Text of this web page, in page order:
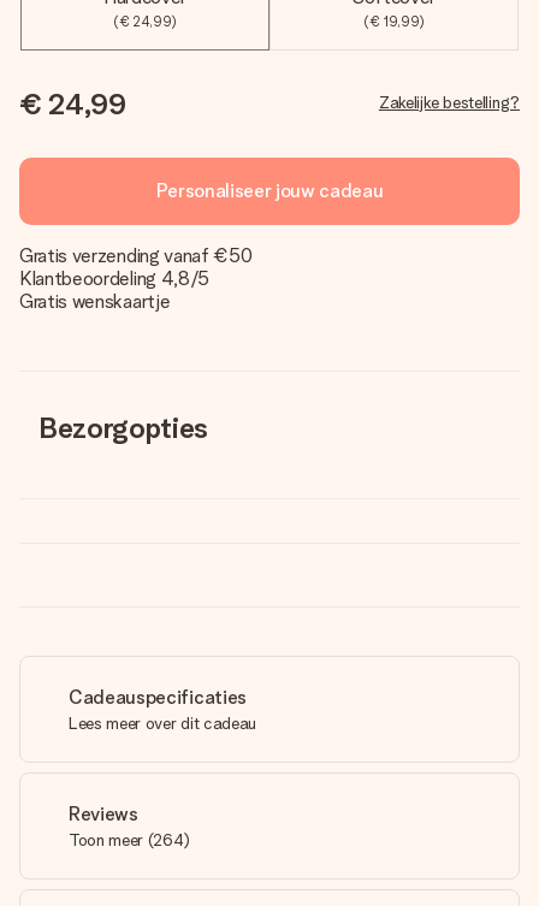
(€ 24,99) (€ 19,99)
€ 24,99 Zakelijke bestelling?
Personaliseer jouw cadeau
Gratis verzending vanaf €50
Klantbeoordeling 4,8/5
Gratis wenskaartje
Bezorgopties
Cadeauspecificaties
Lees meer over dit cadeau
Reviews
Toon meer (264)